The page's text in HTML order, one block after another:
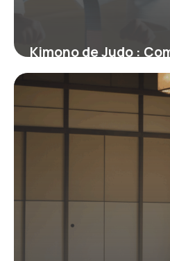
Kimono de Judo :
maîtriser votre